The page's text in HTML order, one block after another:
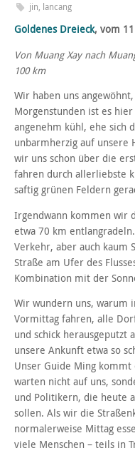
jin, lancang
Goldenes Dreieck, vom
Von Muang Xay nach
100 km
Wir haben uns
Morgenstunden ist es
angenehm kühl, ehe sich
unbarmherzig auf unsere
wir uns schon über die
fahren durch allerliebste
saftig grünen Feldern
Irgendwann kommen wir
etwa 70 km
Verkehr, aber auch kaum
Straße am Ufer des
Kombination mit der
Wir wundern uns, warum
Vormittag fahren, alle
und schick herausgeputzt
unsere Ankunft etwa so
Unser Guide Ming kommt
warten nicht auf uns,
und Politikern, die heute
sollen. Als wir die
normalerweise Mittag
viele Menschen – teils in